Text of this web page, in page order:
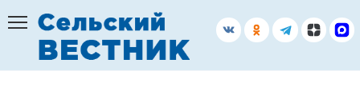
содержанию